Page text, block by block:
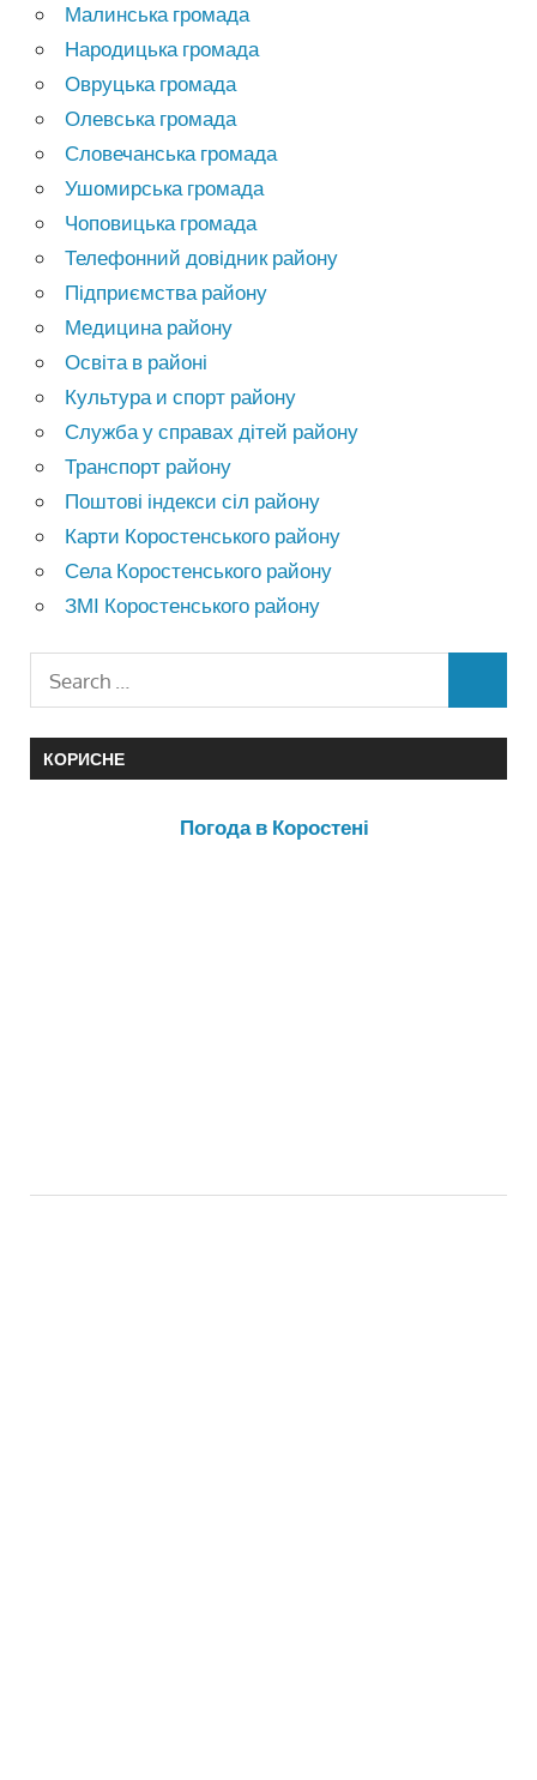
Малинська громада
Народицька громада
Овруцька громада
Олевська громада
Словечанська громада
Ушомирська громада
Чоповицька громада
Телефонний довідник району
Підприємства району
Медицина району
Освіта в районі
Культура и спорт району
Служба у справах дітей району
Транспорт району
Поштові індекси сіл району
Карти Коростенського району
Села Коростенського району
ЗМІ Коростенського району
КОРИСНЕ
Погода в Коростені